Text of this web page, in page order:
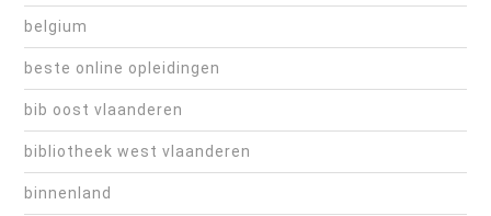
belgium
beste online opleidingen
bib oost vlaanderen
bibliotheek west vlaanderen
binnenland